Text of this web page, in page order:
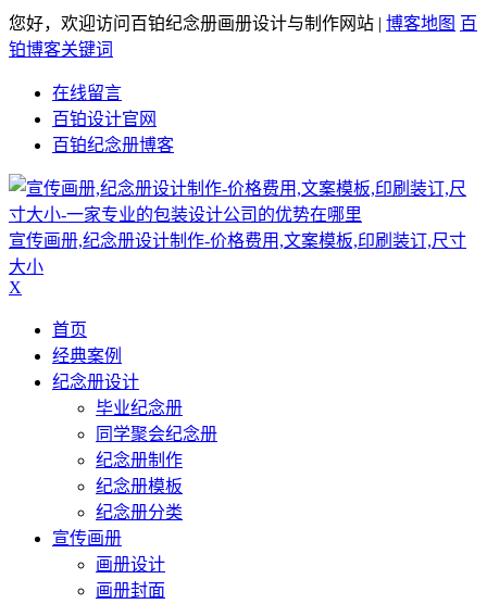
您好，欢迎访问百铂纪念册画册设计与制作网站 | 博客地图 百
铂博客关键词
在线留言
百铂设计官网
百铂纪念册博客
宣传画册,纪念册设计制作-价格费用,文案模板,印刷装订,尺寸
大小
X
首页
经典案例
纪念册设计
毕业纪念册
同学聚会纪念册
纪念册制作
纪念册模板
纪念册分类
宣传画册
画册设计
画册封面